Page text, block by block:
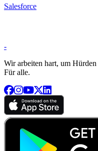
Salesforce
-
Wir arbeiten hart, um
Für alle.